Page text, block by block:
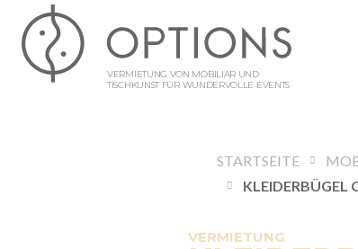
VERMIETUNG VON MOBILIAR UND
TISCHKUNST FÜR WUNDERVOLLE EVENTS
STARTSEITE
VERMIETUNG